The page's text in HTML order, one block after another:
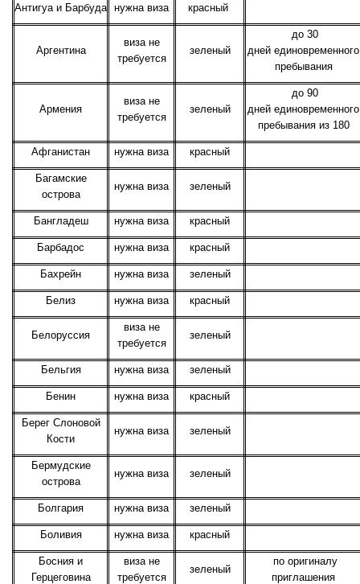
Антигуа и Барбуда нужна виза красный
Аргентина
виза не
требуется
зеленый
до 30
дней единовременного
пребывания
Армения
виза не
требуется
зеленый
до 90
дней единовременного
пребывания из 180
Афганистан нужна виза красный
Багамские
острова
нужна виза зеленый
Бангладеш нужна виза красный
Барбадос нужна виза красный
Бахрейн нужна виза зеленый
Белиз нужна виза красный
Белоруссия
виза не
требуется
зеленый
Бельгия нужна виза зеленый
Бенин нужна виза красный
Берег Слоновой
Кости
нужна виза зеленый
Бермудские
острова
нужна виза зеленый
Болгария нужна виза зеленый
Боливия нужна виза красный
Босния и
Герцеговина
виза не
требуется
зеленый
по оригиналу
приглашения